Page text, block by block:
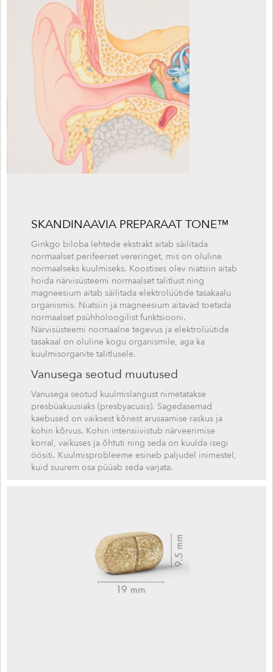
SKANDINAAVIA PREPARAAT TONE™
Ginkgo biloba lehtede ekstrakt aitab säilitada
normaalset perifeerset vereringet, mis on oluline
normaalseks kuulmiseks. Koostises olev niatsiin aitab
hoida närvisüsteemi normaalset talitlust ning
magneesium aitab säilitada elektrolüütide tasakaalu
organismis. Niatsiin ja magneesium aitavad toetada
normaalset psühholoogilist funktsiooni.
Närvisüsteemi normaalne tegevus ja elektrolüütide
tasakaal on oluline kogu organismile, aga ka
kuulmisorganite talitlusele.
Vanusega seotud muutused
Vanusega seotud kuulmislangust nimetatakse
presbüakuusiaks (presbyacusis). Sagedasemad
kaebused on vaiksest kõnest arusaamise raskus ja
kohin kõrvus. Kohin intensiivistub närveerimise
korral, vaikuses ja õhtuti ning seda on kuulda isegi
öösiti. Kuulmisprobleeme esineb paljudel inimestel,
kuid suurem osa püüab seda varjata.